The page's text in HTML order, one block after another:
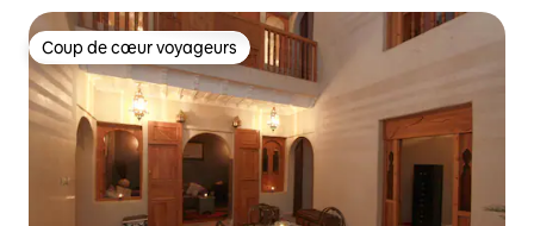
Coup de cœur voyageurs
Coup de cœur voyageurs